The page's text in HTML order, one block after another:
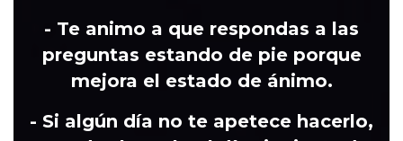
- Te animo a que respondas a las
preguntas estando de pie porque
mejora el estado de ánimo.
- Si algún día no te apetece hacerlo,